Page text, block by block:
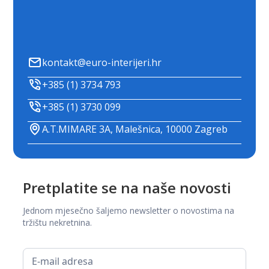
kontakt@euro-interijeri.hr
+385 (1) 3734 793
+385 (1) 3730 099
A.T.MIMARE 3A, Malešnica, 10000 Zagreb
Pretplatite se na naše novosti
Jednom mjesečno šaljemo newsletter o novostima na
tržištu nekretnina.